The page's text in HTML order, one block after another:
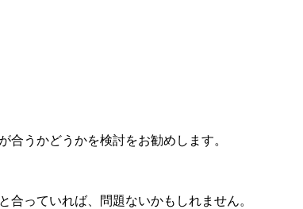
合うかどうかを検討をお勧めします。
合っていれば、問題ないかもしれません。